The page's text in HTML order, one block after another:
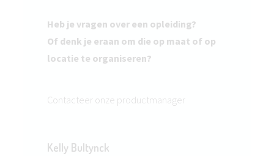
Heb je vragen over een opleiding?
Of denk je eraan om die op maat of op
locatie te organiseren?
Contacteer onze productmanager
Kelly Bultynck